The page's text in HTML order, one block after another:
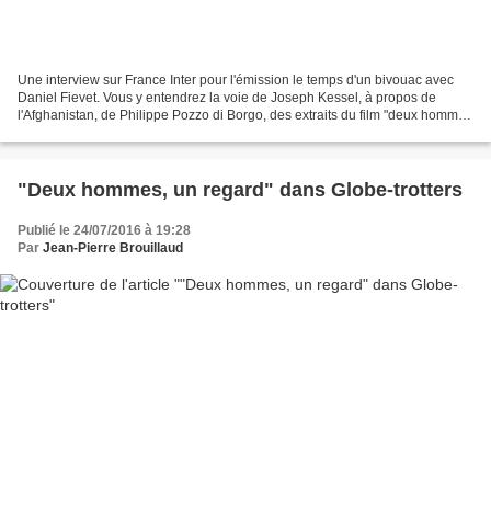
Une interview sur France Inter pour l'émission le temps d'un bivouac avec
Daniel Fievet. Vous y entendrez la voie de Joseph Kessel, à propos de
l'Afghanistan, de Philippe Pozzo di Borgo, des extraits du film "deux hommes
"Deux hommes, un regard" dans Globe-trotters
Publié le 24/07/2016 à 19:28
Par Jean-Pierre Brouillaud